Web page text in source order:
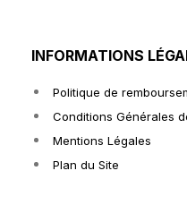
INFORMATIONS
Politique de
Conditions Générales
Mentions Légales
Plan du Site